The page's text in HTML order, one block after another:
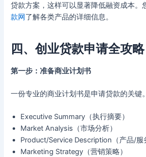
贷款方案，这样可以显著降低融资成本。
款网了解各类产品的详细信息。
四、创业贷款申请全攻略
第一步：准备商业计划书
一份专业的商业计划书是申请贷款的关键
Executive Summary（执行摘要）
Market Analysis（市场分析）
Product/Service Description（产品/服
Marketing Strategy（营销策略）